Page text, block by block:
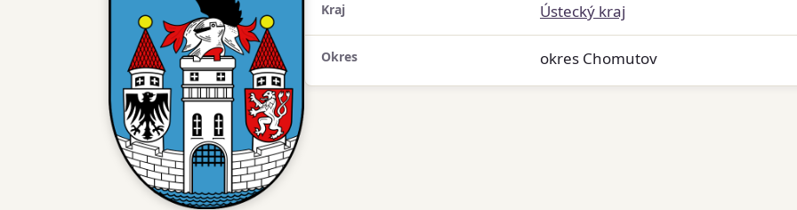
Kraj Ústecký kraj
Okres okres Chomutov